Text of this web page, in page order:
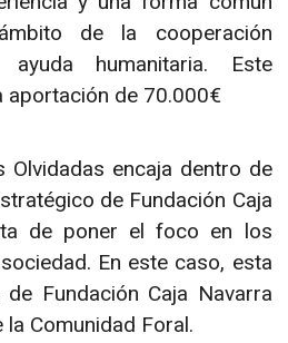
de la cooperación
humanitaria. Este
aportación de 70.000€
Olvidadas encaja dentro de
de Fundación Caja
de poner el foco en los
En este caso, esta
Fundación Caja Navarra
Comunidad Foral.